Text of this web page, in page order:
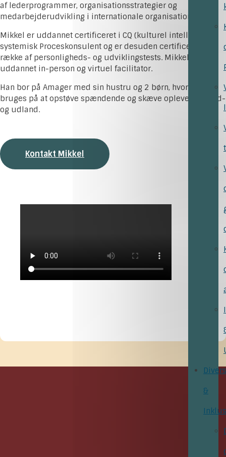
&
af lederprogrammer, organisationsstrategier og
medarbejderudvikling i internationale organisationer.
Mikkel er uddannet certificeret i CQ (kulturel intelligens),
systemisk Proceskonsulent og er desuden certificeret i en
række af personligheds- og udviklingstests. Mikkel er
uddannet in-person og virtuel facilitator.
Han bor på Amager med sin hustru og 2 børn, hvor fritiden
bruges på at opstøve spændende og skæve oplevelser i ind-
og udland.
Kontakt Mikkel